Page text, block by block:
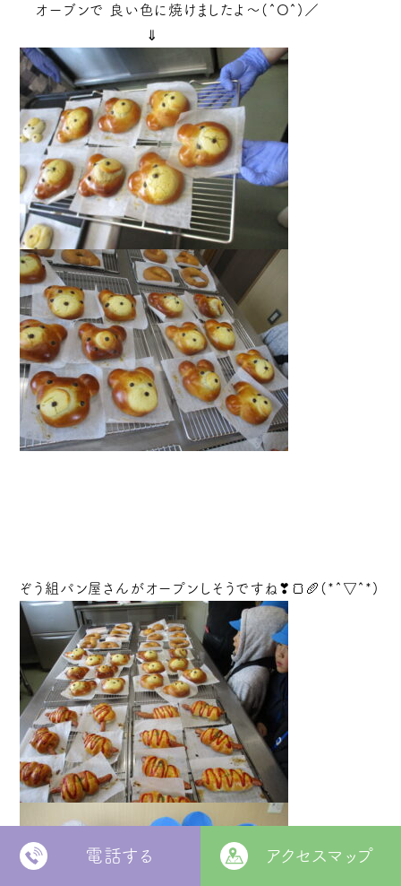
オーブンで 良い色に焼けましたよ～(^O^)／
⇓
ぞう組パン屋さんがオープンしそうですね❣🍞🥖(*^▽^*)
電話する アクセスマップ